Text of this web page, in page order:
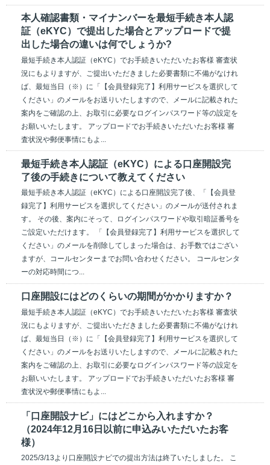
本人確認書類・マイナンバーを最短手続き本人認
証（eKYC）で提出した場合とアップロードで提
出した場合の違いは何でしょうか?
最短手続き本人認証（eKYC）でお手続きいただいたお客様 審査状
況にもよりますが、ご提出いただきました必要書類に不備がなけれ
ば、最短当日（※）に「【会員登録完了】利用サービスを選択して
ください」のメールをお送りいたしますので、メールに記載された
案内をご確認の上、お取引に必要なログインパスワード等の設定を
お願いいたします。 アップロードでお手続きいただいたお客様 審
査状況や郵便事情にもよ...
最短手続き本人認証（eKYC）による口座開設完
了後の手続きについて教えてください
最短手続き本人認証（eKYC）による口座開設完了後、「【会員登
録完了】利用サービスを選択してください」のメールが送付されま
す。 その後、案内にそって、ログインパスワードや取引暗証番号を
ご設定いただけます。 「【会員登録完了】利用サービスを選択して
ください」のメールを削除してしまった場合は、お手数ではござい
ますが、コールセンターまでお問い合わせください。 コールセンタ
ーの対応時間につ...
口座開設にはどのくらいの期間がかかりますか？
最短手続き本人認証（eKYC）でお手続きいただいたお客様 審査状
況にもよりますが、ご提出いただきました必要書類に不備がなけれ
ば、最短当日（※）に「【会員登録完了】利用サービスを選択して
ください」のメールをお送りいたしますので、メールに記載された
案内をご確認の上、お取引に必要なログインパスワード等の設定を
お願いいたします。 アップロードでお手続きいただいたお客様 審
査状況や郵便事情にもよ...
「口座開設ナビ」にはどこから入れますか？
（2024年12月16日以前に申込みいただいたお客
様）
2025/3/13より口座開設ナビでの提出方法は終了いたしました。 こ